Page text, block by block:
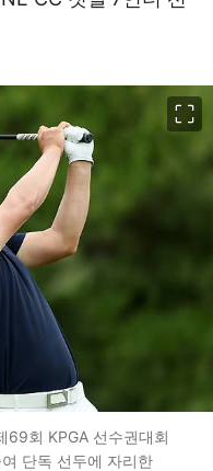
69회 KPGA 선수권대회
단독 선두에 자리한